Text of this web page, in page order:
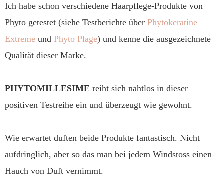
Ich habe schon verschiedene Haarpflege-Produkte von
Phyto getestet (siehe Testberichte über Phytokeratine
Extreme und Phyto Plage) und kenne die ausgezeichnete
Qualität dieser Marke.
PHYTOMILLESIME reiht sich nahtlos in dieser
positiven Testreihe ein und überzeugt wie gewohnt.
Wie erwartet duften beide Produkte fantastisch. Nicht
aufdringlich, aber so das man bei jedem Windstoss einen
Hauch von Duft vernimmt.